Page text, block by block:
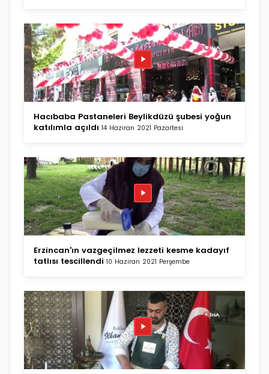
Hacıbaba Pastaneleri Beylikdüzü şubesi yoğun
katılımla açıldı 14 Haziran 2021 Pazartesi
Erzincan'ın vazgeçilmez lezzeti kesme kadayıf
tatlısı tescillendi 10 Haziran 2021 Perşembe